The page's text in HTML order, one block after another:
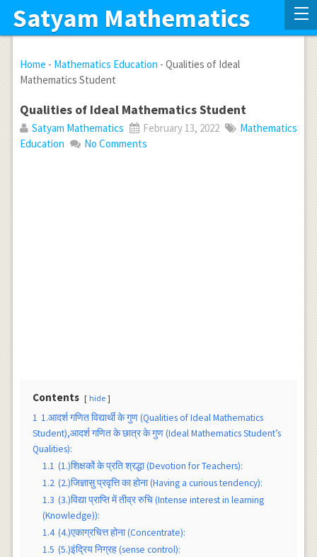
Satyam Mathematics
Home - Mathematics Education - Qualities of Ideal
Mathematics Student
Qualities of Ideal Mathematics Student
Satyam Mathematics February 13, 2022
Mathematics
Education
No Comments
Contents hide
1 1.आदर्श गणित विद्यार्थी के गुण (Qualities of Ideal Mathematics
Student),आदर्श गणित के छात्र के गुण (Ideal Mathematics Student’s
Qualities):
1.1 (1.)शिक्षकों के प्रति श्रद्धा (Devotion for Teachers):
1.2 (2.)जिज्ञासु प्रवृत्ति का होना (Having a curious tendency):
1.3 (3.)विद्या प्राप्ति में तीव्र रुचि (Intense interest in learning
(Knowledge)):
1.4 (4.)एकाग्रचित्त होना (Concentrate):
1.5 (5.)इंद्रिय निग्रह (sense control):